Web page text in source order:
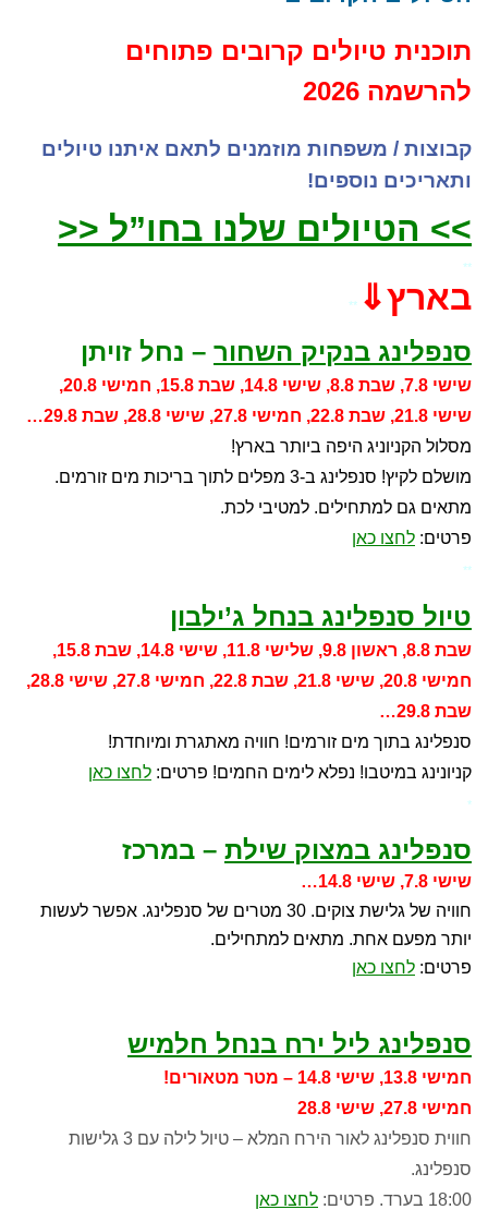
14.8, שבת 15.8, חמישי 20.8...
תוכנית טיולים קרובים פתוחים
להרשמה 2026
קבוצות / משפחות מוזמנים לתאם איתנו טיולים
ותאריכים נוספים!
>> הטיולים שלנו בחו”ל <<
**
בארץ⇓ **
סנפלינג בנקיק השחור – נחל זויתן
שישי 7.8, שבת 8.8, שישי 14.8, שבת 15.8, חמישי 20.8,
שישי 21.8, שבת 22.8, חמישי 27.8, שישי 28.8, שבת 29.8…
מסלול הקניוניג היפה ביותר בארץ!
מושלם לקיץ! סנפלינג ב-3 מפלים לתוך בריכות מים זורמים.
מתאים גם למתחילים. למטיבי לכת.
פרטים: לחצו כאן
**
טיול סנפלינג בנחל ג’ילבון
שבת 8.8, ראשון 9.8, שלישי 11.8, שישי 14.8, שבת 15.8,
חמישי 20.8, שישי 21.8, שבת 22.8, חמישי 27.8, שישי 28.8,
שבת 29.8…
סנפלינג בתוך מים זורמים! חוויה מאתגרת ומיוחדת!
קניונינג במיטבו! נפלא לימים החמים! פרטים: לחצו כאן
*
סנפלינג במצוק שילת – במרכז
שישי 7.8, שישי 14.8…
חוויה של גלישת צוקים. 30 מטרים של סנפלינג. אפשר לעשות
יותר מפעם אחת. מתאים למתחילים.
פרטים: לחצו כאן
סנפלינג ליל ירח בנחל חלמיש
חמישי 13.8, שישי 14.8 – מטר מטאורים!
חמישי 27.8, שישי 28.8
חווית סנפלינג לאור הירח המלא – טיול לילה עם 3 גלישות
סנפלינג.
18:00 בערד. פרטים:
לחצו כאן